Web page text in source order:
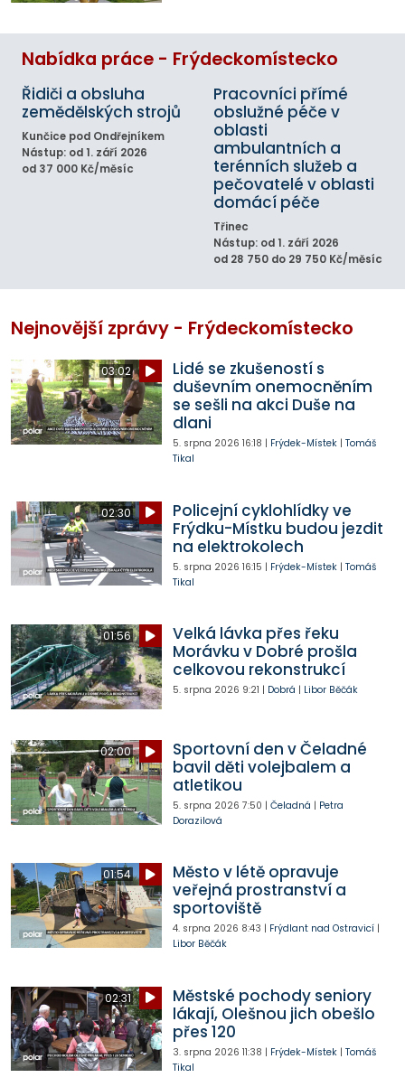
Nabídka práce - Frýdeckomístecko
Řidiči a obsluha
zemědělských strojů
Kunčice pod Ondřejníkem
Nástup: od 1. září 2026
od 37 000 Kč/měsíc
Pracovníci přímé
obslužné péče v
oblasti
ambulantních a
terénních služeb a
pečovatelé v oblasti
domácí péče
Třinec
Nástup: od 1. září 2026
od 28 750 do 29 750 Kč/měsíc
Nejnovější zprávy - Frýdeckomístecko
03:02
Lidé se zkušeností s
duševním onemocněním
se sešli na akci Duše na
dlani
5. srpna 2026 16:18 | Frýdek-Místek| Tomáš
Tikal
02:30
Policejní cyklohlídky ve
Frýdku-Místku budou jezdit
na elektrokolech
5. srpna 2026 16:15 | Frýdek-Místek| Tomáš
Tikal
01:56
Velká lávka přes řeku
Morávku v Dobré prošla
celkovou rekonstrukcí
5. srpna 2026 9:21 | Dobrá | Libor Běčák
02:00
Sportovní den v Čeladné
bavil děti volejbalem a
atletikou
5. srpna 2026 7:50 | Čeladná | Petra
Dorazilová
01:54
Město v létě opravuje
veřejná prostranství a
sportoviště
4. srpna 2026 8:43 | Frýdlant nad Ostravicí|
Libor Běčák
02:31
Městské pochody seniory
lákají, Olešnou jich obešlo
přes 120
3. srpna 2026 11:38 | Frýdek-Místek| Tomáš
Tikal